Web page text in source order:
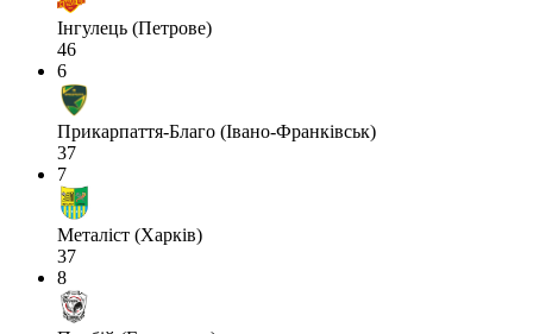
Інгулець (Петрове)
46
6
Прикарпаття-Благо (Івано-Франківськ)
37
7
Металіст (Харків)
37
8